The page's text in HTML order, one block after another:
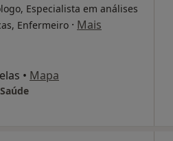
Especialista em análises
Enfermeiro · Mais
• Mapa